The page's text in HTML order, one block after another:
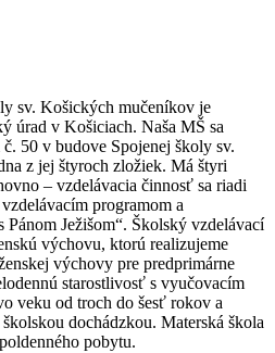
sv. Košických mučeníkov je
úrad v Košiciach. Naša MŠ sa
50 v budove Spojenej školy sv.
z jej štyroch zložiek. Má štyri
– vzdelávacia činnosť sa riadi
programom a
Pánom Ježišom“. Školský vzdelávací
výchovu, ktorú realizujeme
výchovy pre predprimárne
starostlivosť s vyučovacím
veku od troch do šesť rokov a
dochádzkou. Materská škola
pobytu.